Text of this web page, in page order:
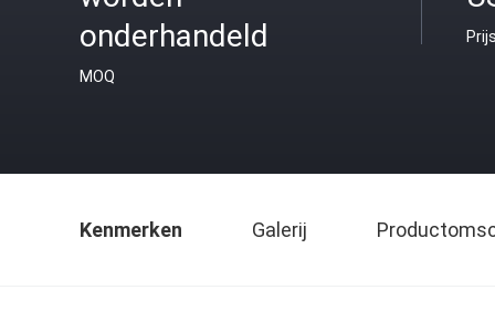
onderhandeld
MOQ
Kenmerken Galerij